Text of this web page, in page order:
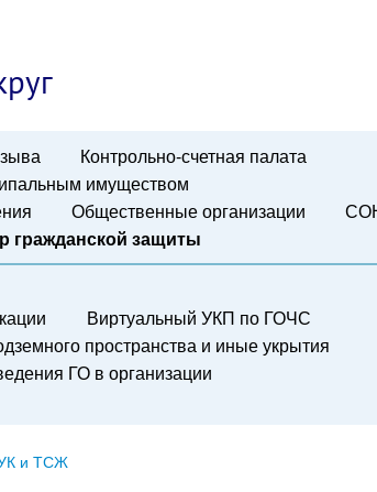
Контрольно-счетная палата
имуществом
Общественные организации
гражданской защиты
Виртуальный УКП по ГОЧС
пространства и иные укрытия
ГО в организации
и ТСЖ